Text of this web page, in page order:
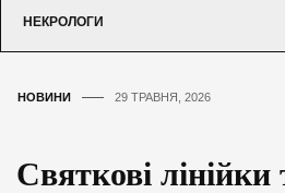
НЕКРОЛОГИ
НОВИНИ 29 ТРАВНЯ, 2026
Святкові